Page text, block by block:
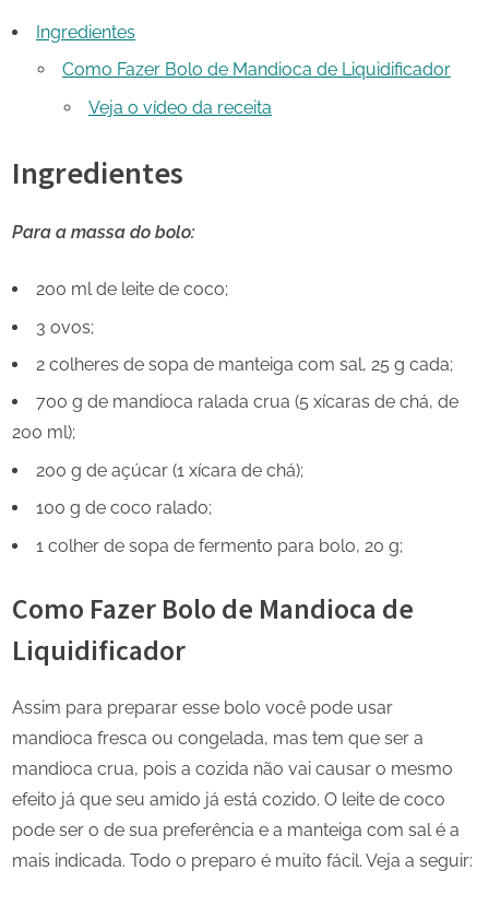
Ingredientes
Como Fazer Bolo de Mandioca de Liquidificador
Veja o vídeo da receita
Ingredientes
Para a massa do bolo:
200 ml de leite de coco;
3 ovos;
2 colheres de sopa de manteiga com sal, 25 g cada;
700 g de mandioca ralada crua (5 xícaras de chá, de
200 ml);
200 g de açúcar (1 xícara de chá);
100 g de coco ralado;
1 colher de sopa de fermento para bolo, 20 g;
Como Fazer Bolo de Mandioca de
Liquidificador
Assim para preparar esse bolo você pode usar
mandioca fresca ou congelada, mas tem que ser a
mandioca crua, pois a cozida não vai causar o mesmo
efeito já que seu amido já está cozido. O leite de coco
pode ser o de sua preferência e a manteiga com sal é a
mais indicada. Todo o preparo é muito fácil. Veja a seguir: